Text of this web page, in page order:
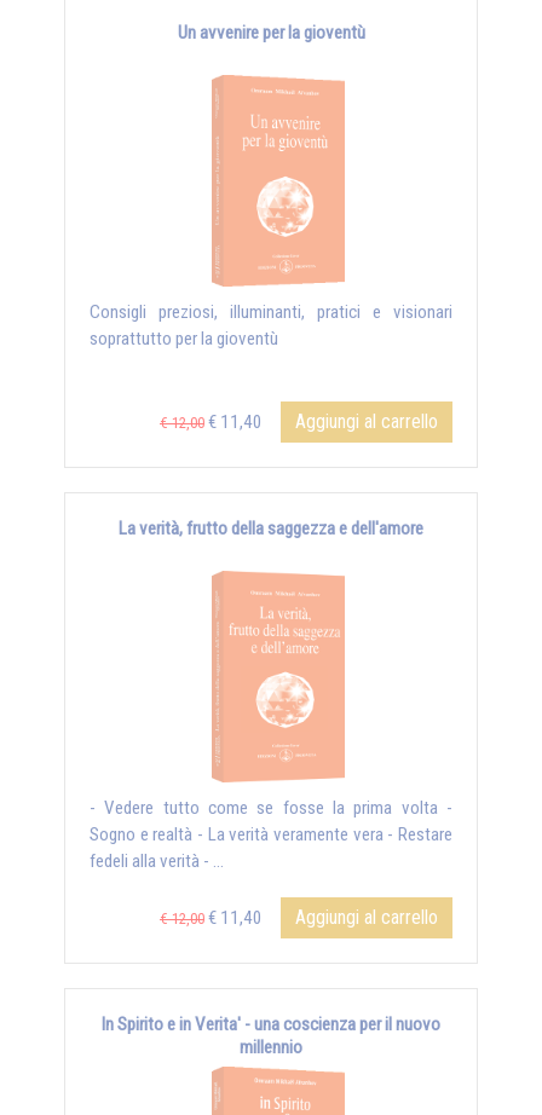
Un avvenire per la gioventù
Consigli preziosi, illuminanti, pratici e visionari
soprattutto per la gioventù
€ 12,00 € 11,40 Aggiungi al carrello
La verità, frutto della saggezza e dell'amore
- Vedere tutto come se fosse la prima volta -
Sogno e realtà - La verità veramente vera - Restare
fedeli alla verità - ...
€ 12,00 € 11,40 Aggiungi al carrello
In Spirito e in Verita' - una coscienza per il nuovo
millennio